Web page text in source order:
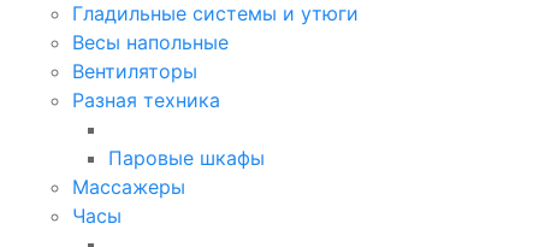
Гладильные системы и утюги
Весы напольные
Вентиляторы
Разная техника
Паровые шкафы
Массажеры
Часы